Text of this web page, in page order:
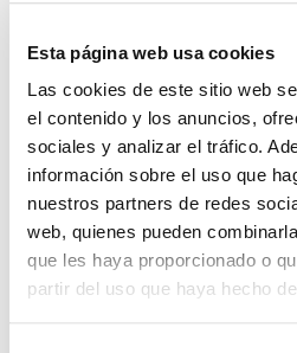
Esta página web usa cookies
Las cookies de este sitio web
el contenido y los anuncios,
sociales y analizar el tráfico.
información sobre el uso que
nuestros partners de redes
web, quienes pueden
que les haya proporcionado o
partir del uso que haya hecho
trimestralmente, mientras que
tradicionales suelen permitir a
dinero diariamente, lo que
inconveniente para los
acceso rápido a sus
puede suceder lo contrario: que
oportunidad que permita a los
implementar estrategias de
plazo. Además, en mercados
inversión libre pueden reducir
exposición y aprovechar